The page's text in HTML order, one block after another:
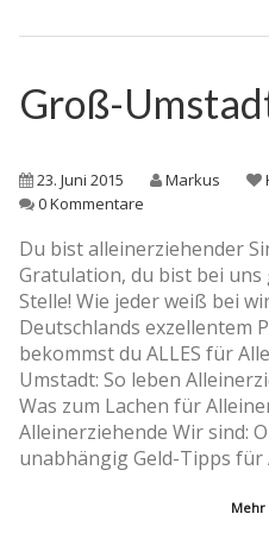
Groß-
23. Juni 2015 Markus
0 Kommentare
Du bist alleinerziehender
Gratulation, du bist bei
Stelle! Wie jeder weiß bei
Deutschlands exzellentem
bekommst du ALLES für
Umstadt: So leben
Was zum Lachen für
Alleinerziehende Wir sind:
unabhängig Geld-Tipps
Mehr